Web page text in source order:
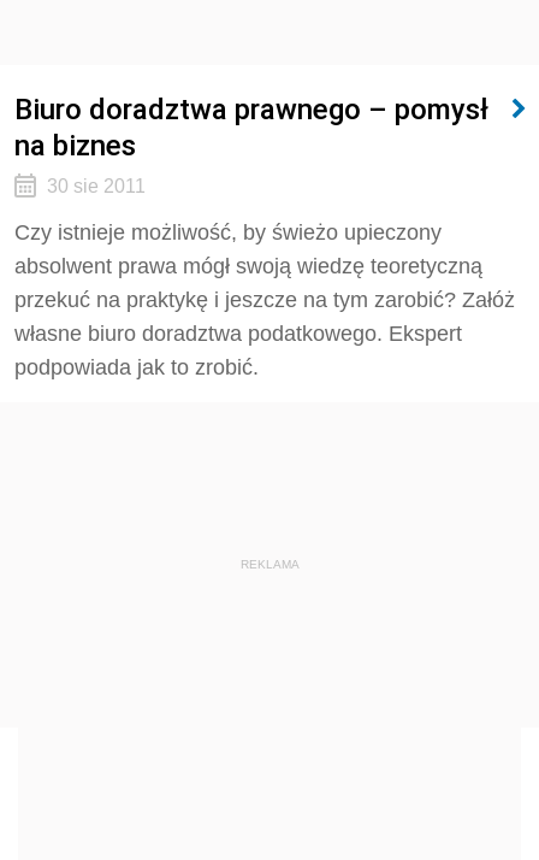
Biuro doradztwa prawnego – pomysł
na biznes
30 sie 2011
Czy istnieje możliwość, by świeżo upieczony
absolwent prawa mógł swoją wiedzę teoretyczną
przekuć na praktykę i jeszcze na tym zarobić? Załóż
własne biuro doradztwa podatkowego. Ekspert
podpowiada jak to zrobić.
REKLAMA